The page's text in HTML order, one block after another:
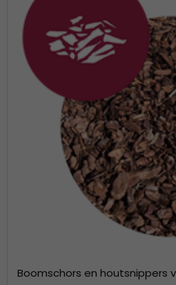
Boomschors en houtsnippers